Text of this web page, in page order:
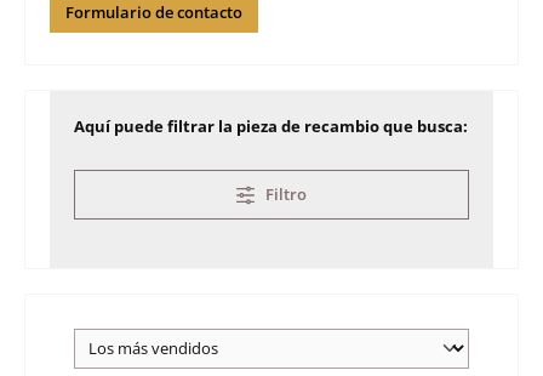
Formulario de contacto
Aquí puede filtrar la pieza de recambio que busca:
Filtro